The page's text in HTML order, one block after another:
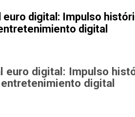
euro digital: Impulso
digital
euro digital: Impulso
digital